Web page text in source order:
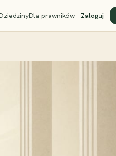
Dla prawników Zaloguj